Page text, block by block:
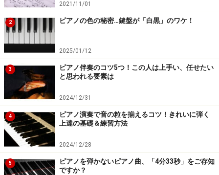
してもらい、修正してから先に進むようにしましょう。
いい加減に進んでしまったツケはいつか必ず回ってきま
す！
上達のコツ３： フォームにこだわりすぎ
ない
身体に余計な力が入っていないことを意識する
一人で練習していると、自分が正しいフォーム（姿勢）
で弾いているか不安になりますが、「絶対にこうでなけ
2021/11/01
2 ピアノの色の秘密…鍵盤が「白黒」のワケ！
2025/01/12
3
ピアノ伴奏のコツ5つ！この人は上手い、任せたい
と思われる要素は
2024/12/31
4
ピアノ演奏で音の粒を揃えるコツ！きれいに弾く
上達の基礎＆練習方法
2024/12/28
5
ピアノを弾かないピアノ曲、「4分33秒」をご存知
ですか？